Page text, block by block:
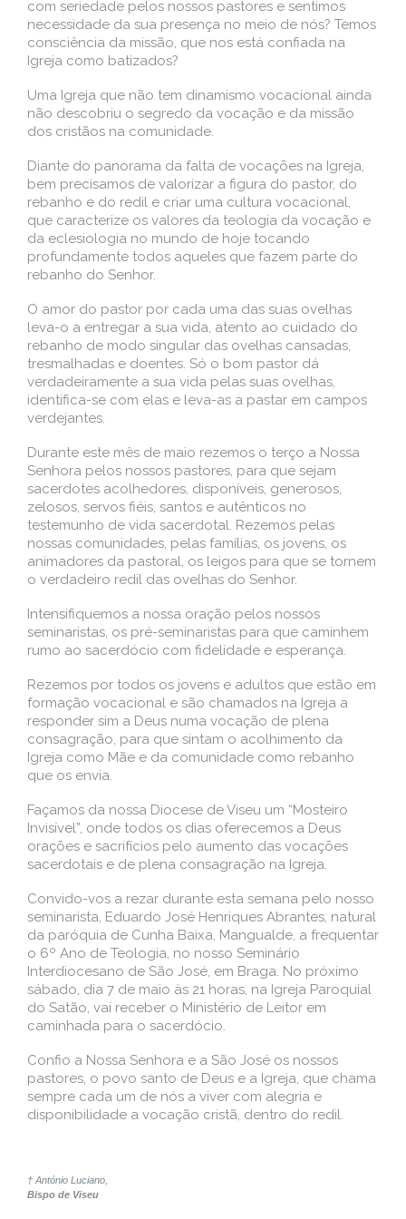
com seriedade pelos nossos pastores e sentimos
necessidade da sua presença no meio de nós? Temos
consciência da missão, que nos está confiada na
Igreja como batizados?
Uma Igreja que não tem dinamismo vocacional ainda
não descobriu o segredo da vocação e da missão
dos cristãos na comunidade.
Diante do panorama da falta de vocações na Igreja,
bem precisamos de valorizar a figura do pastor, do
rebanho e do redil e criar uma cultura vocacional,
que caracterize os valores da teologia da vocação e
da eclesiologia no mundo de hoje tocando
profundamente todos aqueles que fazem parte do
rebanho do Senhor.
O amor do pastor por cada uma das suas ovelhas
leva-o a entregar a sua vida, atento ao cuidado do
rebanho de modo singular das ovelhas cansadas,
tresmalhadas e doentes. Só o bom pastor dá
verdadeiramente a sua vida pelas suas ovelhas,
identifica-se com elas e leva-as a pastar em campos
verdejantes.
Durante este mês de maio rezemos o terço a Nossa
Senhora pelos nossos pastores, para que sejam
sacerdotes acolhedores, disponíveis, generosos,
zelosos, servos fiéis, santos e autênticos no
testemunho de vida sacerdotal. Rezemos pelas
nossas comunidades, pelas famílias, os jovens, os
animadores da pastoral, os leigos para que se tornem
o verdadeiro redil das ovelhas do Senhor.
Intensifiquemos a nossa oração pelos nossos
seminaristas, os pré-seminaristas para que caminhem
rumo ao sacerdócio com fidelidade e esperança.
Rezemos por todos os jovens e adultos que estão em
formação vocacional e são chamados na Igreja a
responder sim a Deus numa vocação de plena
consagração, para que sintam o acolhimento da
Igreja como Mãe e da comunidade como rebanho
que os envia.
Façamos da nossa Diocese de Viseu um “Mosteiro
Invisível”, onde todos os dias oferecemos a Deus
orações e sacrifícios pelo aumento das vocações
sacerdotais e de plena consagração na Igreja.
Convido-vos a rezar durante esta semana pelo nosso
seminarista, Eduardo José Henriques Abrantes, natural
da paróquia de Cunha Baixa, Mangualde, a frequentar
o 6º Ano de Teologia, no nosso Seminário
Interdiocesano de São José, em Braga. No próximo
sábado, dia 7 de maio às 21 horas, na Igreja Paroquial
do Satão, vai receber o Ministério de Leitor em
caminhada para o sacerdócio.
Confio a Nossa Senhora e a São José os nossos
pastores, o povo santo de Deus e a Igreja, que chama
sempre cada um de nós a viver com alegria e
disponibilidade a vocação cristã, dentro do redil.
† António Luciano,
Bispo de Viseu